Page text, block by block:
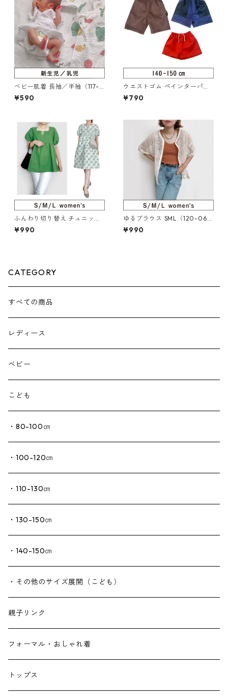
ベビー肌着 長袖／半袖（117-0
21-1）
¥590
ウエストゴム ペインターパン
ツ 140-150（217-014-4）
¥790
ふんわり切り替え チュニック
／ワンピース SML（124-085-
5）
¥990
ゆるブラウス SML（120-069
-5）
¥990
CATEGORY
すべての商品
レディース
ベビー
こども
・80-100㎝
・100-120㎝
・110-130㎝
・130-150㎝
・140-150㎝
・その他のサイズ展開（こども）
親子リンク
フォーマル・おしゃれ着
トップス